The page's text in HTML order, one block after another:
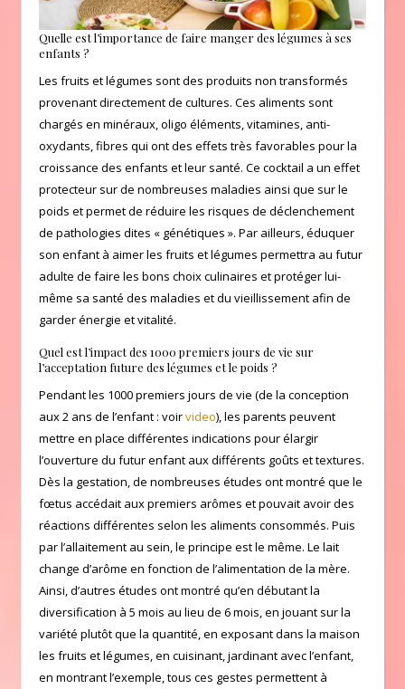
Quelle est l’importance de faire manger des légumes à ses
enfants ?
Les fruits et légumes sont des produits non transformés
provenant directement de cultures. Ces aliments sont
chargés en minéraux, oligo éléments, vitamines, anti-
oxydants, fibres qui ont des effets très favorables pour la
croissance des enfants et leur santé. Ce cocktail a un effet
protecteur sur de nombreuses maladies ainsi que sur le
poids et permet de réduire les risques de déclenchement
de pathologies dites « génétiques ». Par ailleurs, éduquer
son enfant à aimer les fruits et légumes permettra au futur
adulte de faire les bons choix culinaires et protéger lui-
même sa santé des maladies et du vieillissement afin de
garder énergie et vitalité.
Quel est l’impact des 1000 premiers jours de vie sur
l’acceptation future des légumes et le poids ?
Pendant les 1000 premiers jours de vie (de la conception
aux 2 ans de l’enfant : voirvideo), les parents peuvent
mettre en place différentes indications pour élargir
l’ouverture du futur enfant aux différents goûts et textures.
Dès la gestation, de nombreuses études ont montré que le
fœtus accédait aux premiers arômes et pouvait avoir des
réactions différentes selon les aliments consommés. Puis
par l’allaitement au sein, le principe est le même. Le lait
change d’arôme en fonction de l’alimentation de la mère.
Ainsi, d’autres études ont montré qu’en débutant la
diversification à 5 mois au lieu de 6 mois, en jouant sur la
variété plutôt que la quantité, en exposant dans la maison
les fruits et légumes, en cuisinant, jardinant avec l’enfant,
en montrant l’exemple, tous ces gestes permettent à